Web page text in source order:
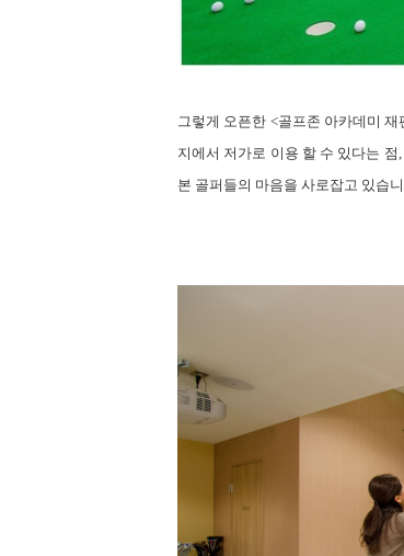
그렇게 오픈한 <골프존 아카데미 재
지에서 저가로 이용 할 수 있다는 점,
본 골퍼들의 마음을 사로잡고 있습